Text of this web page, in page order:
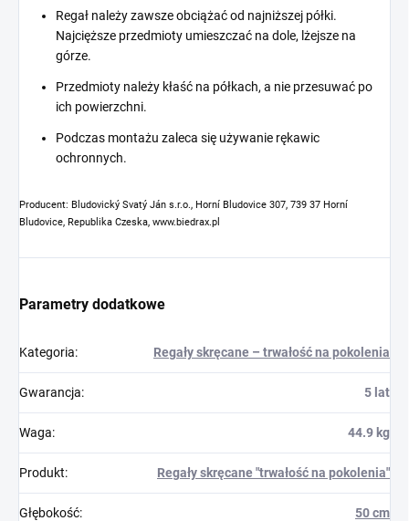
Regał należy zawsze obciążać od najniższej półki.
Najcięższe przedmioty umieszczać na dole, lżejsze na
górze.
Przedmioty należy kłaść na półkach, a nie przesuwać po
ich powierzchni.
Podczas montażu zaleca się używanie rękawic
ochronnych.
Producent: Bludovický Svatý Ján s.r.o., Horní Bludovice 307, 739 37 Horní
Bludovice, Republika Czeska, www.biedrax.pl
Parametry dodatkowe
Kategoria: Regały skręcane – trwałość na pokolenia
Gwarancja: 5 lat
Waga: 44.9 kg
Produkt: Regały skręcane "trwałość na pokolenia"
Głębokość: 50 cm